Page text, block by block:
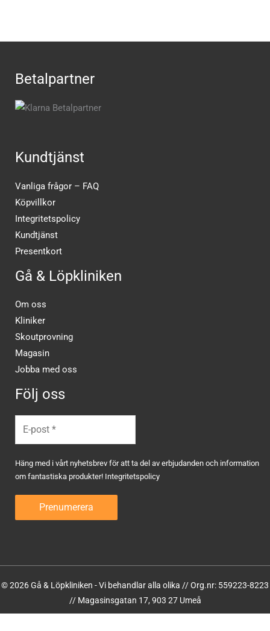
Betalpartner
Kundtjänst
Vanliga frågor – FAQ
Köpvillkor
Integritetspolicy
Kundtjänst
Presentkort
Gå & Löpkliniken
Om oss
Kliniker
Skoutprovning
Magasin
Jobba med oss
Följ oss
Häng med i vårt nyhetsbrev för att ta del av erbjudanden och information
om fantastiska produkter! Integritetspolicy
© 2026 Gå & Löpkliniken - Vi behandlar alla olika // Org.nr: 559223-8223
// Magasinsgatan 17, 903 27 Umeå